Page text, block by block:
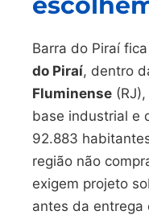
Barra do Piraí
do Piraí, dentro
Fluminense
base industrial e
92.883
região não
exigem projeto
antes da entrega